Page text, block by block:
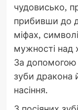
чудовисько,
прибивши до
міфах,
мужності
За допомогою
зуби дракона
насіння.